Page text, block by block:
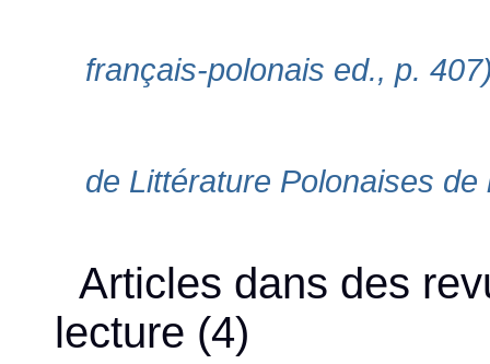
français-polonais ed., p.
de Littérature Polonaises
Articles dans des
lecture (4)